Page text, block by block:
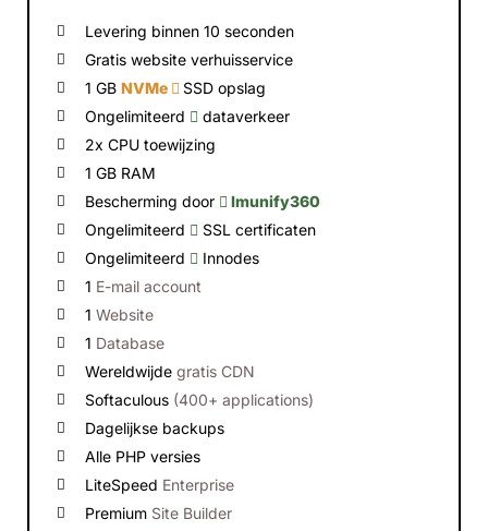
Levering binnen 10 seconden
Gratis website verhuisservice
1 GBNVMe
SSD opslag
Ongelimiteerd
dataverkeer
2x CPU toewijzing
1 GB RAM
Bescherming door
Imunify360
Ongelimiteerd
SSL certificaten
Ongelimiteerd
Innodes
1 E-mail account
1Website
1 Database
Wereldwijdegratis CDN
Softaculous (400+ applications)
Dagelijkse backups
Alle PHP versies
LiteSpeed Enterprise
Premium Site Builder